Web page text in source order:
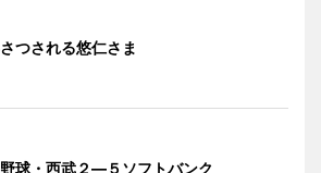
つされる悠仁さま
球・西武２―５ソフトバンク